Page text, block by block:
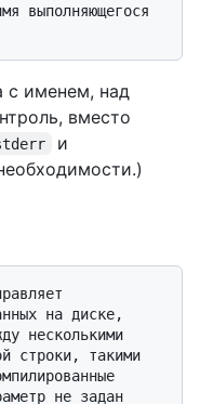
выполняющегося
с именем, над
вместо
и
на диске,
несколькими
строки, такими
не задан